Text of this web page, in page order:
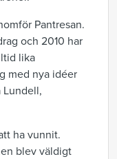
Pantresan.
och 2010 har
lika
med nya idéer
Lundell,
ha vunnit.
blev väldigt